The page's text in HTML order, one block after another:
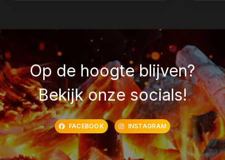
Op de hoogte blijven?
Bekijk onze socials!
FACEBOOK INSTAGRAM